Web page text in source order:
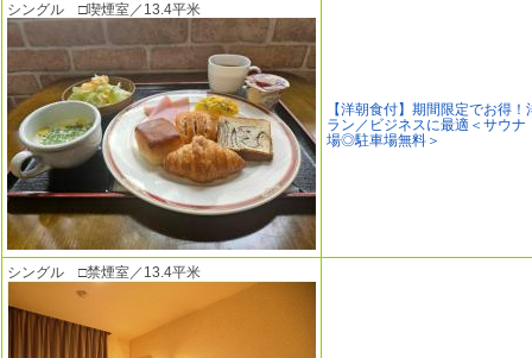
シングル □喫煙室／13.4平米
【洋朝食付】期間限定でお得
ラン／ビジネスに最適＜サウナ
場◎駐車場無料＞
シングル □禁煙室／13.4平米